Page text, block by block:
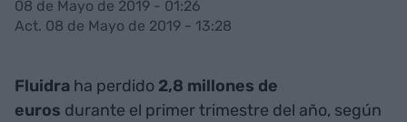
08 de Mayo de 2019 - 01:26
Act. 08 de Mayo de 2019 - 13:28
Fluidra ha perdido 2,8 millones de
euros durante el primer trimestre del año, según